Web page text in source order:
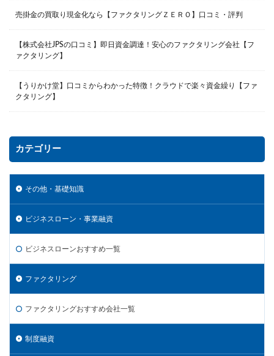
売掛金の買取り現金化なら【ファクタリングＺＥＲＯ】口コミ・評判
【株式会社JPSの口コミ】即日資金調達！安心のファクタリング会社【フ
ァクタリング】
【うりかけ堂】口コミからわかった特徴！クラウドで楽々資金繰り【ファ
クタリング】
カテゴリー
その他・基礎知識
ビジネスローン・事業融資
ビジネスローンおすすめ一覧
ファクタリング
ファクタリングおすすめ会社一覧
制度融資